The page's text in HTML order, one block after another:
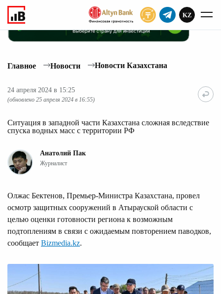
KZ
Главное Новости Новости Казахстана
24 апреля 2024 в 15:25
(обновлено 25 апреля 2024 в 16:55)
Ситуация в западной части Казахстана сложная вследствие
спуска водных масс с территории РФ
Анатолий Пак
Журналист
Олжас Бектенов, Премьер-Министра Казахстана, провел
осмотр защитных сооружений в Атырауской области с
целью оценки готовности региона к возможным
подтоплениям в связи с ожидаемым повторением паводков,
сообщает Bizmedia.kz.